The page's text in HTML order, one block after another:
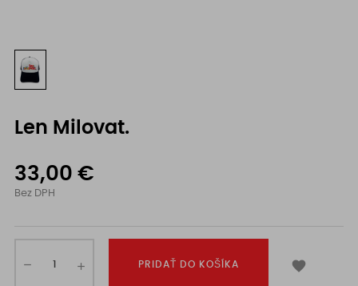
Len Milovat.
33,00 €
Bez DPH
PRIDAŤ DO KOŠÍKA 